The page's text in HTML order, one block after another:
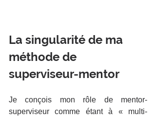
La singularité de ma
méthode de
superviseur-mentor
Je conçois mon rôle de mentor-
superviseur comme étant à « multi-